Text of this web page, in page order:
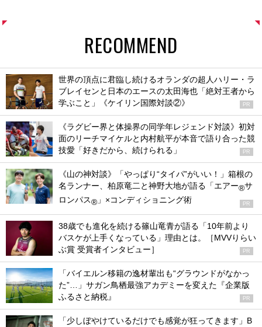
RECOMMEND
世界の頂点に君臨し続けるオランダの超人ハリー・ラ
ブレイセンと日本のエースの太田海也「絶対王者から
学ぶこと」《ケイリン国際対談②》
PR
《ラグビー界と体操界の同学年レジェンド対談》初対
面のリーチマイケルと内村航平が本音で語り合った競
技愛「好きだから、続けられる」
PR
《山の神対談》「やっぱり“タイパ”がいい！」箱根の
名ランナー、柏原竜二と神野大地が語る「エアー®サ
ロンパス® 」×コンディショニング術 PR
38歳でも進化を続ける篠山竜青が語る「10年前より
バスケが上手くなっている」理由とは。［MVVりらい
ぶ賞 受賞者インタビュー］
PR
「バイエルン移籍の逸材輩出も“グラウンドがなかっ
た”…」サガン鳥栖最強アカデミーを変えた『企業版
ふるさと納税』
PR
「少しぼやけているだけでも感覚が狂ってきます」B